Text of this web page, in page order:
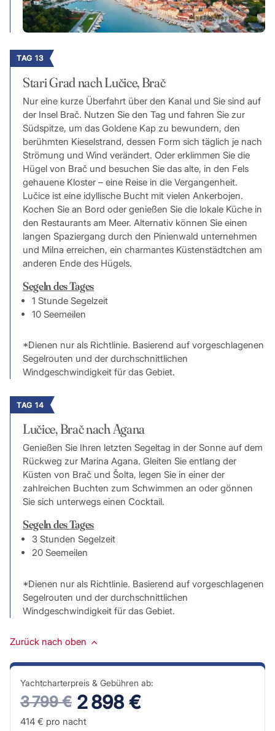
TAG 13
Stari Grad nach Lučice, Brač
Nur eine kurze Überfahrt über den Kanal und Sie sind auf
der Insel Brač. Nutzen Sie den Tag und fahren Sie zur
Südspitze, um das Goldene Kap zu bewundern, den
berühmten Kieselstrand, dessen Form sich täglich je nach
Strömung und Wind verändert. Oder erklimmen Sie die
Hügel von Brač und besuchen Sie das alte, in den Fels
gehauene Kloster – eine Reise in die Vergangenheit.
Lučice ist eine idyllische Bucht mit vielen Ankerbojen.
Kochen Sie an Bord oder genießen Sie die lokale Küche in
den Restaurants am Meer. Alternativ können Sie einen
langen Spaziergang durch den Pinienwald unternehmen
und Milna erreichen, ein charmantes Küstenstädtchen am
anderen Ende des Hügels.
Segeln des Tages
1 Stunde Segelzeit
10 Seemeilen
*Dienen nur als Richtlinie. Basierend auf vorgeschlagenen
Segelrouten und der durchschnittlichen
Windgeschwindigkeit für das Gebiet.
TAG 14
Lučice, Brač nach Agana
Genießen Sie Ihren letzten Segeltag in der Sonne auf dem
Rückweg zur Marina Agana. Gleiten Sie entlang der
Küsten von Brač und Šolta, legen Sie in einer der
zahlreichen Buchten zum Schwimmen an oder gönnen
Sie sich unterwegs einen Cocktail.
Segeln des Tages
3 Stunden Segelzeit
20 Seemeilen
*Dienen nur als Richtlinie. Basierend auf vorgeschlagenen
Segelrouten und der durchschnittlichen
Windgeschwindigkeit für das Gebiet.
Zurück nach oben
Yachtcharterpreis & Gebühren ab:
3 799 € 2 898 €
414 € pro nacht